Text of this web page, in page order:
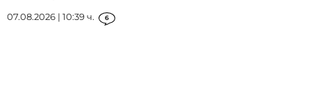
07.08.2026 | 10:39 ч. 6